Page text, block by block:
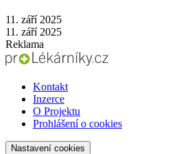
11. září 2025
11. září 2025
Reklama
Kontakt
Inzerce
O Projektu
Prohlášení o cookies
Nastavení cookies